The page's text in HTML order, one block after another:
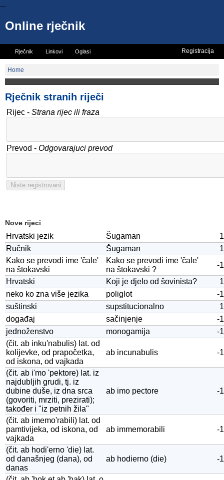
...
Online rječnik
Rječnik Linkovi Oglasi Registracija
Home
Rječnik stranih riječi
Rijec - Strana rijec ili fraza
Prevod - Odgovarajuci prevod
Nove rijeci
Hrvatski jezik Šugaman
1
Ručnik
Šugaman
1
Kako se prevodi ime 'čale'
na štokavski
Kako se prevodi ime 'čale'
na štokavski ?
-1
Hrvatski
Koji je djelo od šovinista?
1
neko ko zna više jezika
poliglot
-1
suštinski
supstitucionalno
1
događaj
sačinjenje
-1
jednoženstvo
monogamija
-1
(čit. ab inku'nabulis) lat. od
kolijevke, od prapočetka,
od iskona, od vajkada
ab incunabulis -1
(čit. ab i'mo 'pektore) lat. iz
najdubljih grudi, tj. iz
dubine duše, iz dna srca
(govoriti, mrziti, prezirati);
također i "iz petnih žila"
ab imo pectore -1
(čit. ab imemo'rabili) lat. od
pamtivijeka, od iskona, od
vajkada
ab immemorabili -1
(čit. ab hodi'erno 'die) lat.
od današnjeg (dana), od
danas
ab hodierno (die) -1